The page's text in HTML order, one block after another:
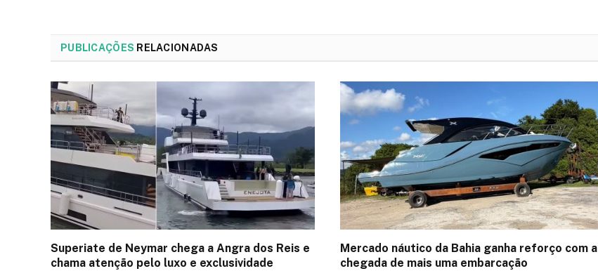
PUBLICAÇÕES RELACIONADAS
Superiate de Neymar chega a Angra dos Reis e
chama atenção pelo luxo e exclusividade
Mercado náutico da Bahia ganha reforço com a
chegada de mais uma embarcação